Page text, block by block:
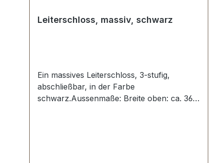
Leiterschloss, massiv, schwarz
Ein massives Leiterschloss, 3-stufig,
abschließbar, in der Farbe
schwarz.Aussenmaße: Breite oben: ca. 36